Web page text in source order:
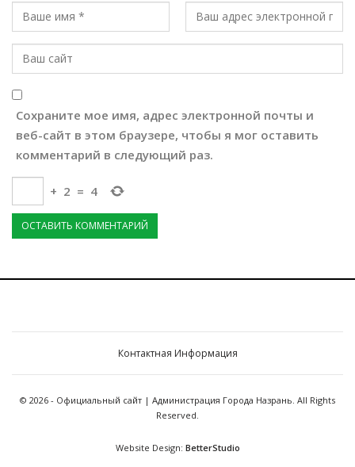
Сохраните мое имя, адрес электронной почты и
веб-сайт в этом браузере, чтобы я мог оставить
комментарий в следующий раз.
+ 2 = 4
Контактная Информация
© 2026 - Официальный сайт | Администрация Города Назрань. All Rights
Reserved.
Website Design: BetterStudio